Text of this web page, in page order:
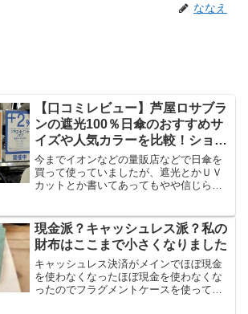
ななえ
【口コミレビュー】芦屋ロサブラ
ンの遮光100％日傘のおすすめサ
イズや人気カラーを比較！ショー
トを実際に使ってみたよ
今までイオンなどの量販店などで日傘を
買って使っていましたが、遮光とかＵＶ
カットとか書いてあってもやや信じられ
とが出来ました！！100％遮光してくれる
日傘があることは...
現金派？キャッシュレス派？私の
財布はここまで小さくなりました
キャッシュレス決済がメインでほぼ現金
を使わなくなったほぼ現金を使わなくな
ったのでフラグメントケースを使ってみ